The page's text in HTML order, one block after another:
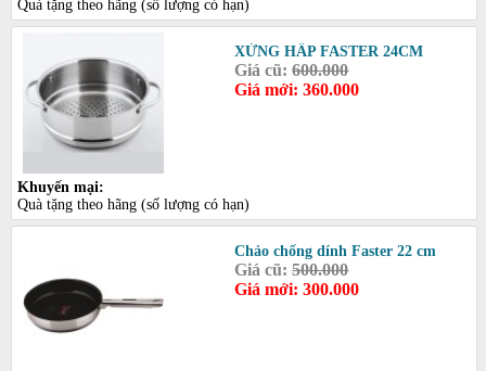
Quà tặng theo hãng (số lượng có hạn)
XỬNG HẤP FASTER 24CM
Giá cũ:600.000
Giá mới: 360.000
Khuyến mại:
Quà tặng theo hãng (số lượng có hạn)
Chảo chống dính Faster 22 cm
Giá cũ:500.000
Giá mới: 300.000